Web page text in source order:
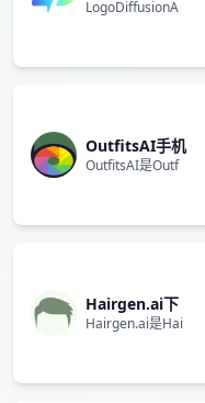
LogoDiffusionA
OutfitsAI手机
OutfitsAI是Outf
Hairgen.ai下
Hairgen.ai是Hai